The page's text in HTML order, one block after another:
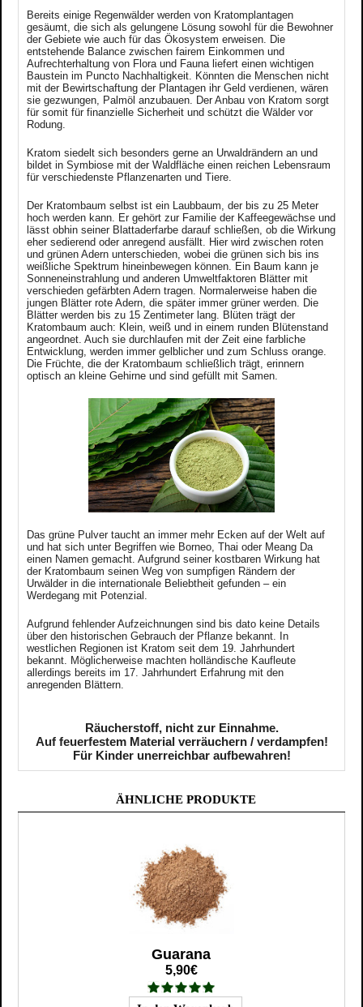
Bereits einige Regenwälder werden von Kratomplantagen
gesäumt, die sich als gelungene Lösung sowohl für die Bewohner
der Gebiete wie auch für das Ökosystem erweisen. Die
entstehende Balance zwischen fairem Einkommen und
Aufrechterhaltung von Flora und Fauna liefert einen wichtigen
Baustein im Puncto Nachhaltigkeit. Könnten die Menschen nicht
mit der Bewirtschaftung der Plantagen ihr Geld verdienen, wären
sie gezwungen, Palmöl anzubauen. Der Anbau von Kratom sorgt
für somit für finanzielle Sicherheit und schützt die Wälder vor
Rodung.
Kratom siedelt sich besonders gerne an Urwaldrändern an und
bildet in Symbiose mit der Waldfläche einen reichen Lebensraum
für verschiedenste Pflanzenarten und Tiere.
Der Kratombaum selbst ist ein Laubbaum, der bis zu 25 Meter
hoch werden kann. Er gehört zur Familie der Kaffeegewächse und
lässt obhin seiner Blattaderfarbe darauf schließen, ob die Wirkung
eher sedierend oder anregend ausfällt. Hier wird zwischen roten
und grünen Adern unterschieden, wobei die grünen sich bis ins
weißliche Spektrum hineinbewegen können. Ein Baum kann je
Sonneneinstrahlung und anderen Umweltfaktoren Blätter mit
verschieden gefärbten Adern tragen. Normalerweise haben die
jungen Blätter rote Adern, die später immer grüner werden. Die
Blätter werden bis zu 15 Zentimeter lang. Blüten trägt der
Kratombaum auch: Klein, weiß und in einem runden Blütenstand
angeordnet. Auch sie durchlaufen mit der Zeit eine farbliche
Entwicklung, werden immer gelblicher und zum Schluss orange.
Die Früchte, die der Kratombaum schließlich trägt, erinnern
optisch an kleine Gehirne und sind gefüllt mit Samen.
Das grüne Pulver taucht an immer mehr Ecken auf der Welt auf
und hat sich unter Begriffen wie Borneo, Thai oder Meang Da
einen Namen gemacht. Aufgrund seiner kostbaren Wirkung hat
der Kratombaum seinen Weg von sumpfigen Rändern der
Urwälder in die internationale Beliebtheit gefunden – ein
Werdegang mit Potenzial.
Aufgrund fehlender Aufzeichnungen sind bis dato keine Details
über den historischen Gebrauch der Pflanze bekannt.
In
westlichen Regionen ist Kratom seit dem 19. Jahrhundert
bekannt. Möglicherweise machten holländische Kaufleute
allerdings bereits im 17. Jahrhundert Erfahrung mit den
anregenden Blättern.
Räucherstoff, nicht zur Einnahme.
Auf feuerfestem Material verräuchern / verdampfen!
Für Kinder unerreichbar aufbewahren!
ÄHNLICHE PRODUKTE
Guarana
5,90€